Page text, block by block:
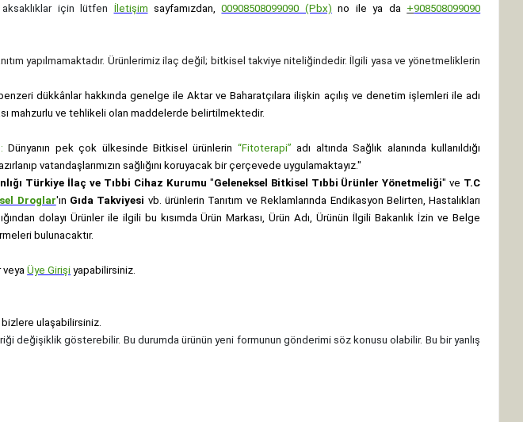
için lütfen İletişim sayfamızdan,00908508099090 (Pbx) no ile ya da +908508099090
yapılmamaktadır. Ürünlerimiz ilaç değil; bitkisel takviye niteliğindedir. İlgili yasa ve yönetmeliklerin
dükkânlar hakkında genelge ile Aktar ve Baharatçılara ilişkin açılış ve denetim işlemleri ile adı
mahzurlu ve tehlikeli olan maddelerde belirtilmektedir.
Dünyanın pek çok ülkesinde Bitkisel ürünlerin “Fitoterapi” adı altında Sağlık alanında kullanıldığı
vatandaşlarımızın sağlığını koruyacak bir çerçevede uygulamaktayız."
Türkiye İlaç ve Tıbbi Cihaz Kurumu "Geleneksel Bitkisel Tıbbi Ürünler Yönetmeliği" ve T.C
Droglar'ın Gıda Takviyesi vb. ürünlerin Tanıtım ve Reklamlarında Endikasyon Belirten, Hastalıkları
dolayı Ürünler ile ilgili bu kısımda Ürün Markası, Ürün Adı, Ürünün İlgili Bakanlık İzin ve Belge
bulunacaktır.
veyaÜye Girişi yapabilirsiniz.
ulaşabilirsiniz.
değişiklik gösterebilir. Bu durumda ürünün yeni formunun gönderimi söz konusu olabilir. Bu bir yanlış